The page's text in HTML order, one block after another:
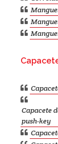
Capacete
push-key